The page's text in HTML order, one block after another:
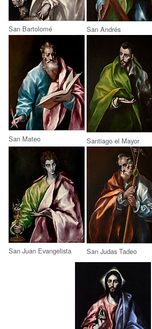
San Bartolomé San Andrés
San Mateo Santiago el Mayor
San Juan Evangelista San Judas Tadeo